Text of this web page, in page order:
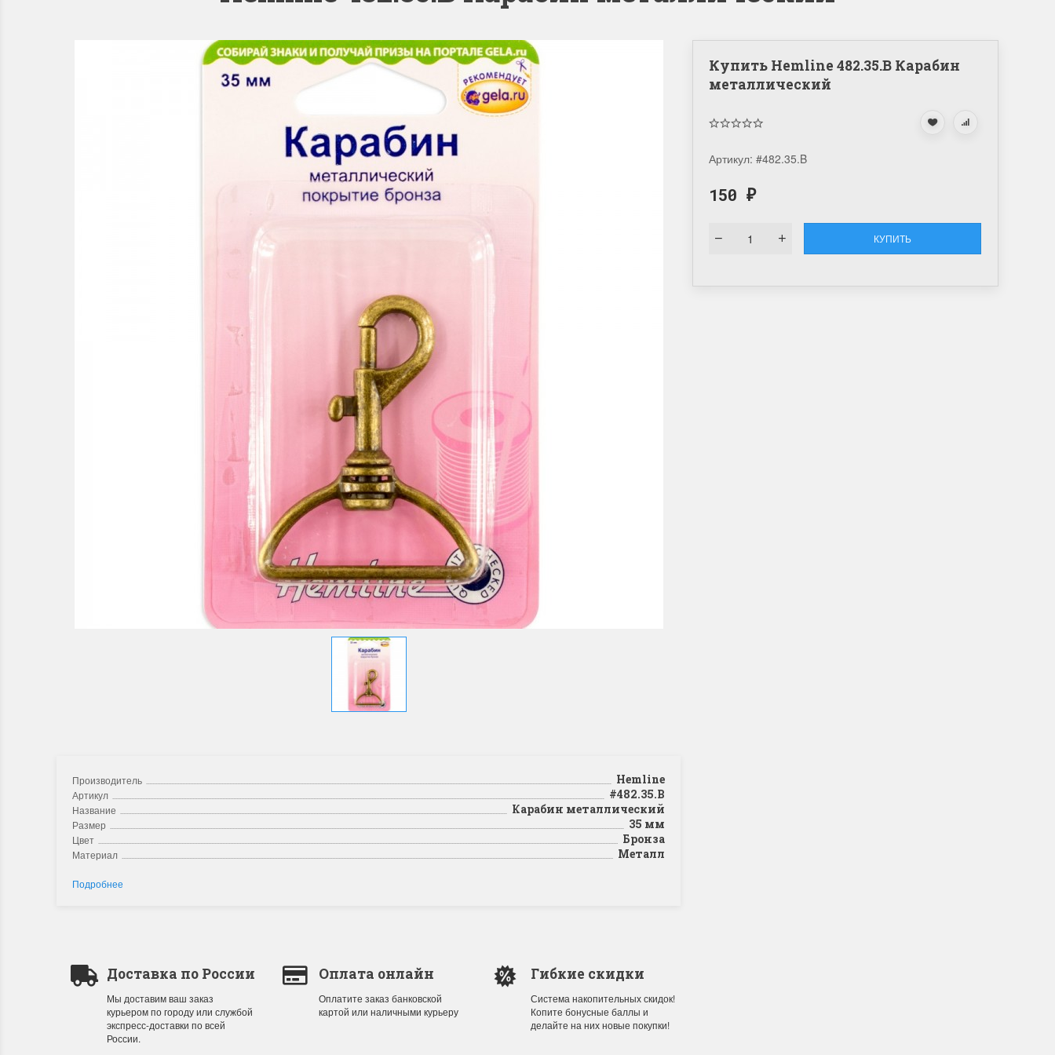
Производитель Hemline
Артикул #482.35.B
Название Карабин металлический
Размер 35 мм
Цвет Бронза
Материал Металл
Подробнее
Доставка по России
Мы доставим ваш заказ
курьером по городу или службой
экспресс-доставки по всей
России.
Оплата онлайн
Оплатите заказ банковской
картой или наличными курьеру
Гибкие скидки
Система накопительных скидок!
Копите бонусные баллы и
делайте на них новые покупки!
Купить Hemline 482.35.B Карабин
металлический
Артикул: #482.35.B
150 ₽
КУПИТЬ